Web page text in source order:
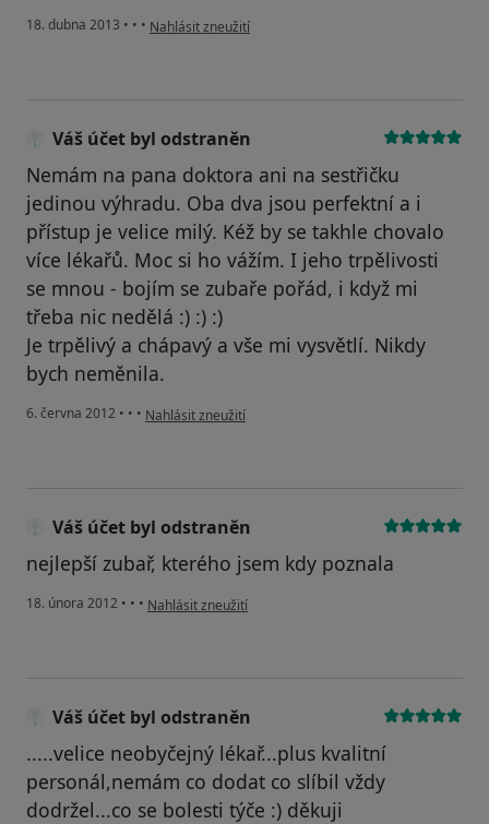
18. dubna 2013 • • • podle názoru uživatele Váš účet byl odstraněn
Nahlásit zneužití
Váš účet byl odstraněn
Nemám na pana doktora ani na sestřičku
jedinou výhradu. Oba dva jsou perfektní a i
přístup je velice milý. Kéž by se takhle chovalo
více lékařů. Moc si ho vážím. I jeho trpělivosti
se mnou - bojím se zubaře pořád, i když mi
třeba nic nedělá :) :) :)
Je trpělivý a chápavý a vše mi vysvětlí. Nikdy
bych neměnila.
6. června 2012 • • • podle názoru uživatele Váš účet byl odstraněn
Nahlásit zneužití
Váš účet byl odstraněn
nejlepší zubař, kterého jsem kdy poznala
18. února 2012 • • • podle názoru uživatele Váš účet byl odstraněn
Nahlásit zneužití
Váš účet byl odstraněn
.....velice neobyčejný lékař...plus kvalitní
personál,nemám co dodat co slíbil vždy
dodržel...co se bolesti týče :) děkuji